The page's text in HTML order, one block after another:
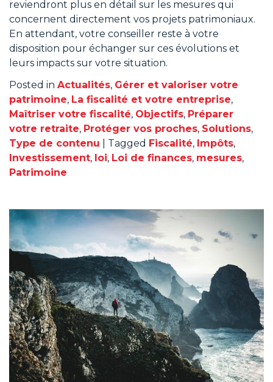
reviendront plus en détail sur les mesures qui
concernent directement vos projets patrimoniaux.
En attendant, votre conseiller reste à votre
disposition pour échanger sur ces évolutions et
leurs impacts sur votre situation.
Posted in Actualités, Gérer et valoriser votre
patrimoine, La fiscalité et votre entreprise,
Maîtriser votre fiscalité, Objectifs, Préparer
votre retraite, Protéger vos proches, Solutions,
Type de contenu
Tagged Fiscalité, Impôts,
Investissement, loi, Loi de finances, mesures,
Patrimoine